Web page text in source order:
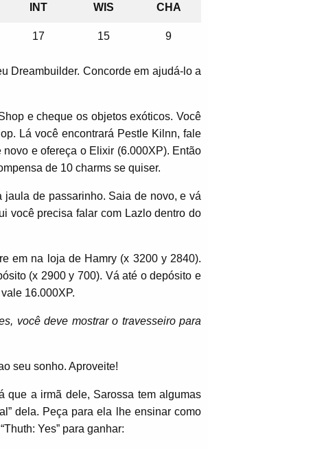
INT WIS CHA
17 15 9
Dreambuilder. Concorde em ajudá-lo a
e cheque os objetos exóticos. Você
Lá você encontrará Pestle Kilnn, fale
e ofereça o Elixir (6.000XP). Então
de 10 charms se quiser.
de passarinho. Saia de novo, e vá
você precisa falar com Lazlo dentro do
em na loja de Hamry (x 3200 y 2840).
(x 2900 y 700). Vá até o depósito e
16.000XP.
você deve mostrar o travesseiro para
seu sonho. Aproveite!
que a irmã dele, Sarossa tem algumas
dela. Peça para ela lhe ensinar como
Yes” para ganhar: